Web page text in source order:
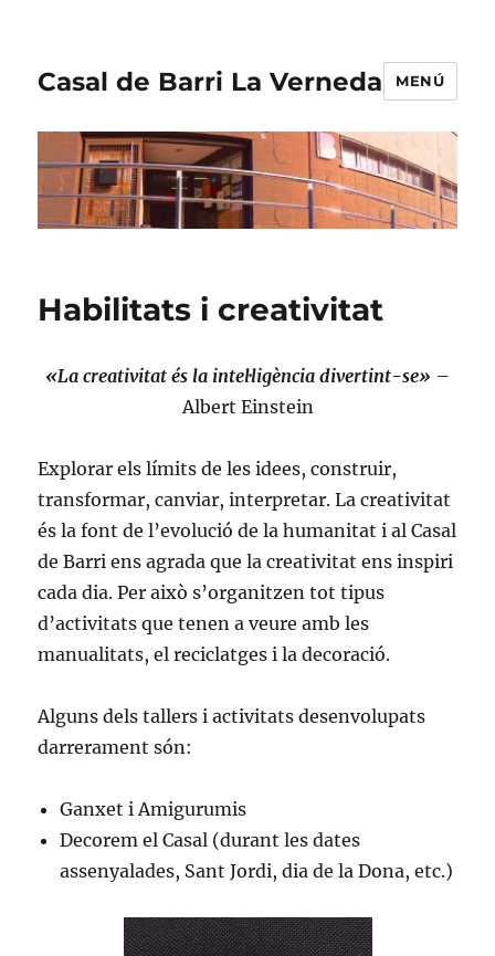
Casal de Barri La Verneda MENÚ
Habilitats i creativitat
«La creativitat és la intel·ligència divertint-se» –
Albert Einstein
Explorar els límits de les idees, construir,
transformar, canviar, interpretar. La creativitat
és la font de l’evolució de la humanitat i al Casal
de Barri ens agrada que la creativitat ens inspiri
cada dia. Per això s’organitzen tot tipus
d’activitats que tenen a veure amb les
manualitats, el reciclatges i la decoració.
Alguns dels tallers i activitats desenvolupats
darrerament són:
Ganxet i Amigurumis
Decorem el Casal (durant les dates
assenyalades, Sant Jordi, dia de la Dona, etc.)